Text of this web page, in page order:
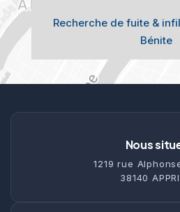
Recherche de fuite &
Bénite
Nous
1219 rue
38140